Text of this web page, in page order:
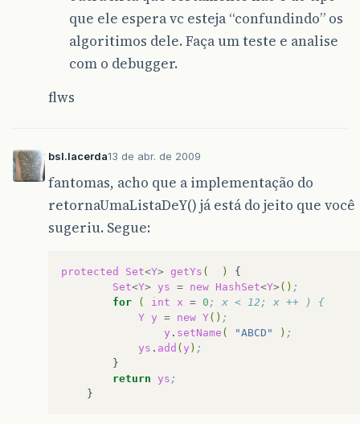
que ele espera vc esteja “confundindo” os
algoritimos dele. Faça um teste e analise
com o debugger.
flws
bsl.lacerda13 de abr. de 2009
fantomas, acho que a implementação do
retornaUmaListaDeY() já está do jeito que você
sugeriu. Segue:
protected Set<Y> getYs ( )
Set<Y> ys = new HashSet<Y> ()
for
( int x = 0 ; x < 12; x ++ ) {
Y y = new Y() ;
y . setName ( "ABCD" ) ;
ys . add ( y ) ;
return
ys ;